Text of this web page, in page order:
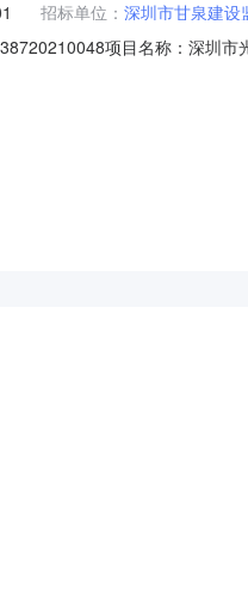
招标单位： 深圳市甘泉建设
项目名称：深圳
类型：咨询服务建设单位：